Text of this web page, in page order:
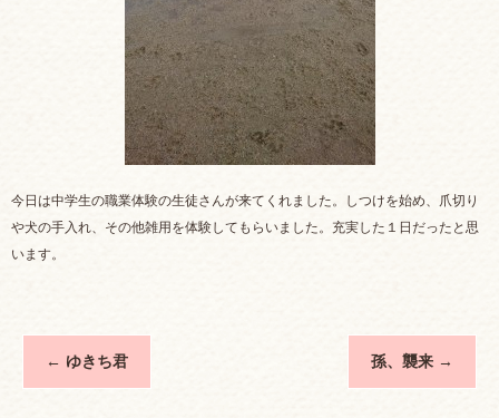
今日は中学生の職業体験の生徒さんが来てくれました。しつけを始め、爪切り
や犬の手入れ、その他雑用を体験してもらいました。充実した１日だったと思
います。
← ゆきち君 孫、襲来 →